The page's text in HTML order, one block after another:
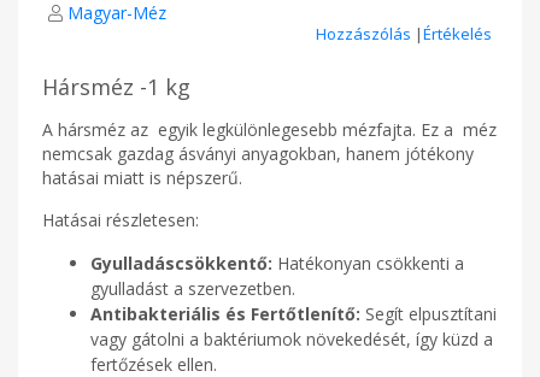
Magyar-Méz
Hozzászólás |Értékelés
Hársméz -1 kg
A hársméz az egyik legkülönlegesebb mézfajta. Ez a méz
nemcsak gazdag ásványi anyagokban, hanem jótékony
hatásai miatt is népszerű.
Hatásai részletesen:
Gyulladáscsökkentő: Hatékonyan csökkenti a
gyulladást a szervezetben.
Antibakteriális és Fertőtlenítő: Segít elpusztítani
vagy gátolni a baktériumok növekedését, így küzd a
fertőzések ellen.